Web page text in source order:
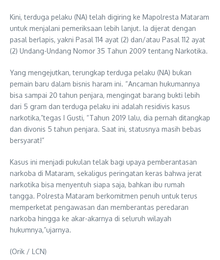
Kini, terduga pelaku (NA) telah digiring ke Mapolresta Mataram
untuk menjalani pemeriksaan lebih lanjut. Ia dijerat dengan
pasal berlapis, yakni Pasal 114 ayat (2) dan/atau Pasal 112 ayat
(2) Undang-Undang Nomor 35 Tahun 2009 tentang Narkotika.
Yang mengejutkan, terungkap terduga pelaku (NA) bukan
pemain baru dalam bisnis haram ini. “Ancaman hukumannya
bisa sampai 20 tahun penjara, mengingat barang bukti lebih
dari 5 gram dan terduga pelaku ini adalah residivis kasus
narkotika,”tegas I Gusti, “Tahun 2019 lalu, dia pernah ditangkap
dan divonis 5 tahun penjara. Saat ini, statusnya masih bebas
bersyarat!”
Kasus ini menjadi pukulan telak bagi upaya pemberantasan
narkoba di Mataram, sekaligus peringatan keras bahwa jerat
narkotika bisa menyentuh siapa saja, bahkan ibu rumah
tangga. Polresta Mataram berkomitmen penuh untuk terus
memperketat pengawasan dan memberantas peredaran
narkoba hingga ke akar-akarnya di seluruh wilayah
hukumnya,”ujarnya.
(Orik / LCN)